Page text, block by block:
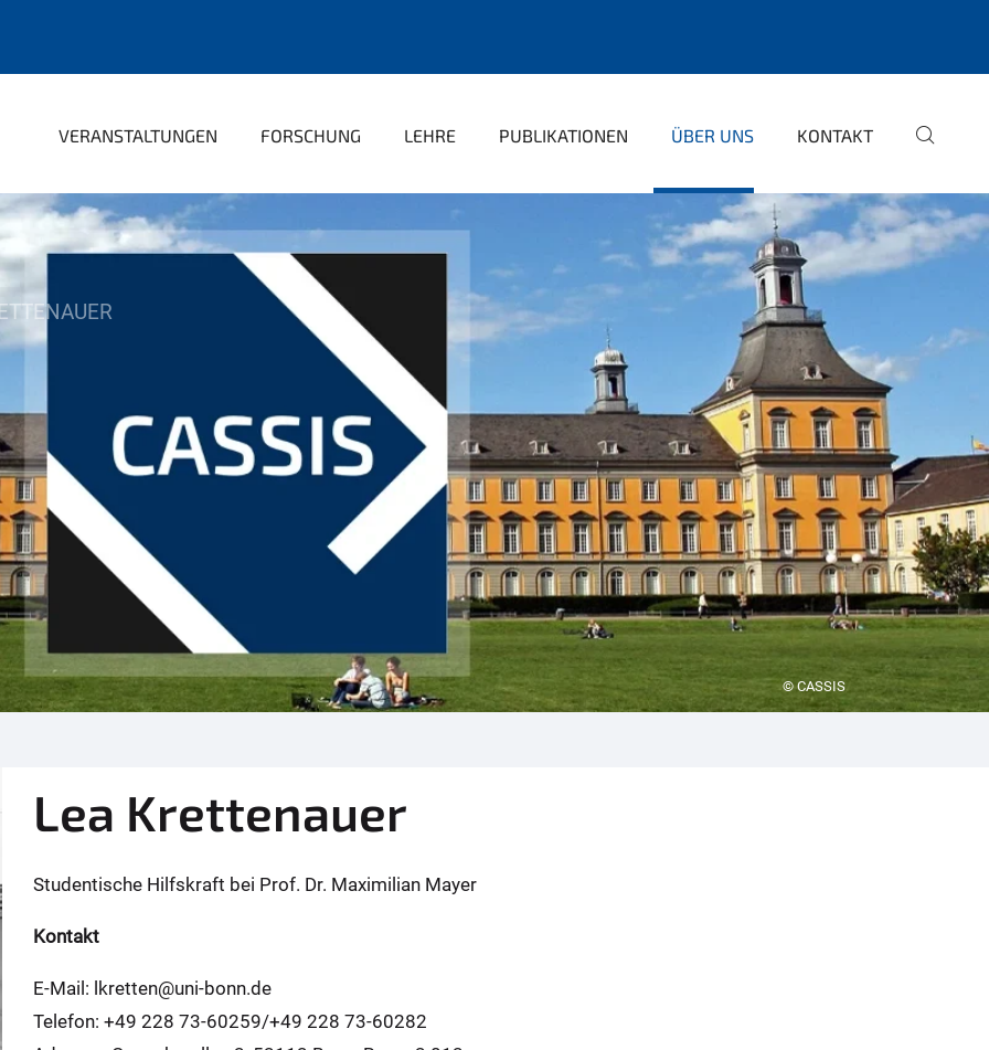
VERANSTALTUNGEN FORSCHUNG LEHRE PUBLIKATIONEN ÜBER UNS KONTAKT
© CASSIS
Lea Krettenauer
Studentische Hilfskraft bei Prof. Dr. Maximilian Mayer
Kontakt
E-Mail: lkretten@uni-bonn.de
Telefon: +49 228 73-60259/+49 228 73-60282